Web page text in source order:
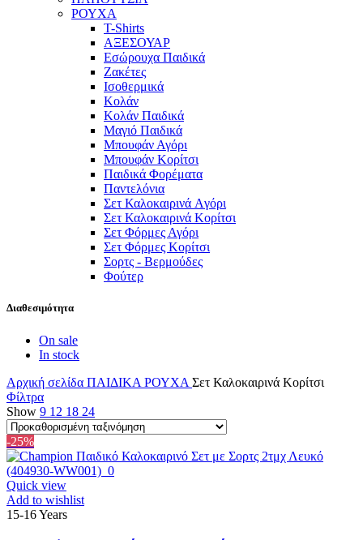
ΡΟΥΧΑ
T-Shirts
ΑΞΕΣΟΥΑΡ
Εσώρουχα Παιδικά
Ζακέτες
Ισοθερμικά
Κολάν
Κολάν Παιδικά
Μαγιό Παιδικά
Μπουφάν Αγόρι
Μπουφάν Κορίτσι
Παιδικά Φορέματα
Παντελόνια
Σετ Καλοκαιρινά Aγόρι
Σετ Καλοκαιρινά Κορίτσι
Σετ Φόρμες Αγόρι
Σετ Φόρμες Κορίτσι
Σορτς - Βερμούδες
Φούτερ
Διαθεσιμότητα
On sale
In stock
Αρχική σελίδα ΠΑΙΔΙΚΑ ΡΟΥΧΑ Σετ Καλοκαιρινά Κορίτσι
Φίλτρα
Show 9 12 18 24
-25%
Quick view
Add to wishlist
15-16 Years